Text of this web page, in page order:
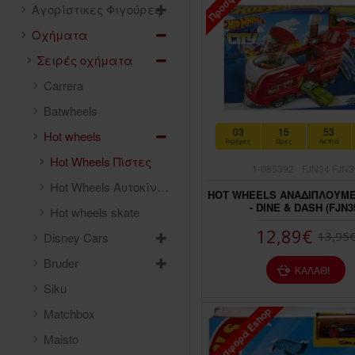
Αγορίστικες Φιγούρες
Οχήματα
Σειρές οχήματα
Carrera
Batwheels
Hot wheels
Hot Wheels Πίστες
Hot wheels skate
Disney Cars
Bruder
Siku
Matchbox
Maisto
03
Ημέρες
15
Ώρες
53
Λεπτά
HOT WHEELS
- DINE & DASH
12,89€
ΚΑΛΆΘΙ
ΠΤΏΣΗ ΤΙΜΉΣ
Προσφορά Eshop